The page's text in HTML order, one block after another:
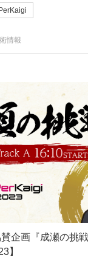
情報
企画『成瀬の挑
】